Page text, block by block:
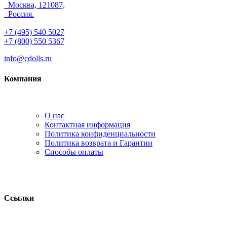
Москва, 121087,
Россия.
+7 (495) 540 5027
+7 (800) 550 5367
info@cdolls.ru
Компания
О нас
Контактная информация
Политика конфиденциальности
Политика возврата и Гарантии
Способы оплаты
Ссылки